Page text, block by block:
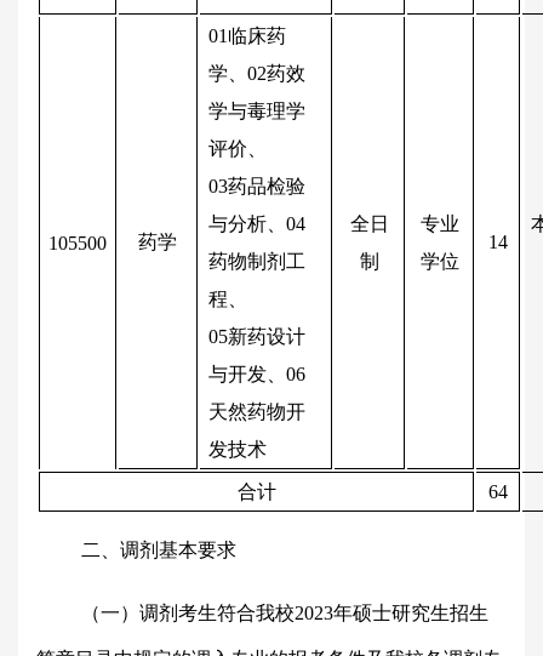
105500 药学
01临床药
学、02药效
学与毒理学
评价、
03药品检验
与分析、04
药物制剂工
程、
05新药设计
与开发、06
天然药物开
发技术
全日
制
专业
学位
14
合计 64
二、调剂基本要求
（一）调剂考生符合我校2023年硕士研究生招生